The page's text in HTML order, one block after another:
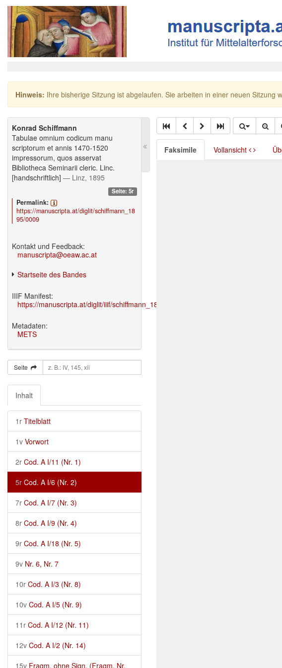
Hinweis: Ihre bisherige Sitzung ist abgelaufen. Sie arbeiten in einer neuen Sitzung
Konrad Schiffmann
Tabulae omnium codicum manu
scriptorum et annis 1470-1520
impressorum, quos asservat
Bibliotheca Seminarii cleric. Linc.
[handschriftlich] — Linz, 1895
Seite: 5r
Permalink:
https://manuscripta.at/diglit/schiffmann_18
95/0009
Kontakt und Feedback:
manuscripta@oeaw.ac.at
Startseite des Bandes
IIIF Manifest:
https://manuscripta.at/diglit/iiif/schiffmann_1895/manifest.json
Metadaten:
METS
Seite
Inhalt
1r Titelblatt
1v Vorwort
2r Cod. A I/11 (Nr. 1)
5r Cod. A I/6 (Nr. 2)
7r Cod. A I/7 (Nr. 3)
8r Cod. A I/9 (Nr. 4)
9r Cod. A I/18 (Nr. 5)
9v Nr. 6, Nr. 7
10r Cod. A I/3 (Nr. 8)
10v Cod. A I/5 (Nr. 9)
11r Cod. A I/12 (Nr. 11)
12v Cod. A I/2 (Nr. 14)
15v Fragm. ohne Sign. (Fragm. Nr.
Faksimile Vollansicht